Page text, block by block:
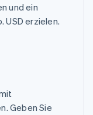
und ein
USD erzielen.
Geben Sie